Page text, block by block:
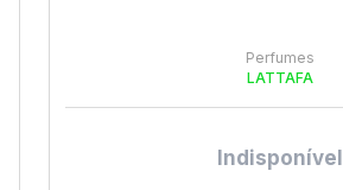
Perfumes
LATTAFA
Indisponível